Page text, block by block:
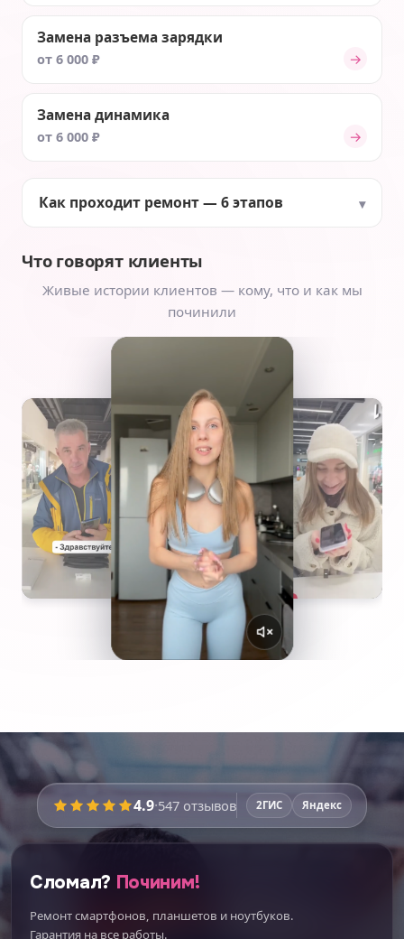
Замена разъема зарядки
от 6 000 ₽ →
Замена динамика
от 6 000 ₽ →
Как проходит ремонт — 6 этапов
Что говорят клиенты
Живые истории клиентов — кому, что и как мы
починили
4.9·547 отзывов 2ГИС Яндекс
Сломал? Починим!
Ремонт смартфонов, планшетов и ноутбуков.
Гарантия на все работы.